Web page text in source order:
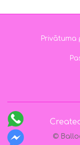
Privātuma
©